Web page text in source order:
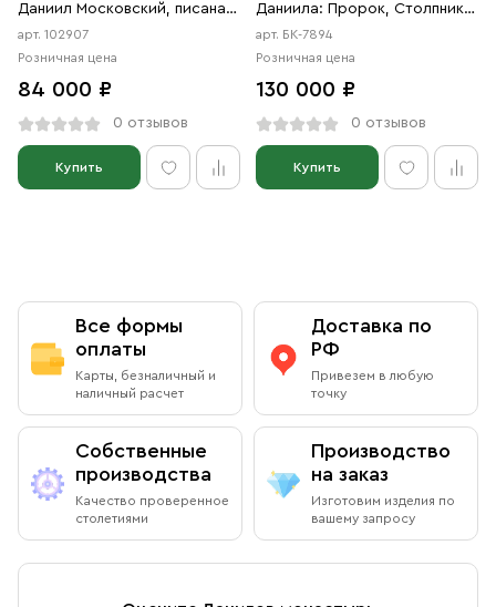
Даниил Московский, писаная
икона
арт. 102907
Розничная цена
84 000 ₽
0 отзывов
Купить
Даниила: Пророк, Столпник и
Московский
арт. БК-7894
Розничная цена
130 000 ₽
0 отзывов
Купить
Все формы
оплаты
Карты, безналичный и
наличный расчет
Доставка по
РФ
Привезем в любую
точку
Собственные
производства
Качество проверенное
столетиями
Производство
на заказ
Изготовим изделия по
вашему запросу